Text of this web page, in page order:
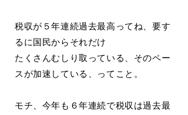
税収が５年連続過去最高ってね、要す
るに国民からそれだけ
たくさんむしり取っている、そのペー
スが加速している、ってこと。
モチ、今年も６年連続で税収は過去最